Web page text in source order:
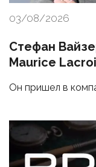
03/08/2026
Стефан
Maurice
Он пришел в